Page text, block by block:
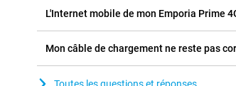
L'Internet mobile de mon Emporia Prime
Mon câble de chargement ne reste pas